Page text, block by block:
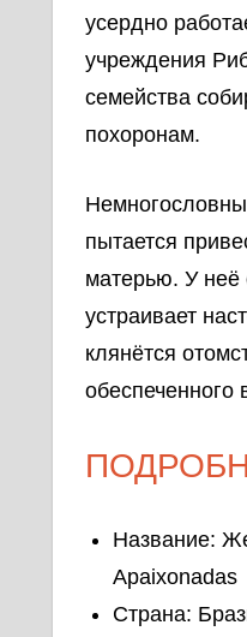
усердно
учреждения
семейства
похоронам.
пытается
матерью. У неё
устраивает
клянётся
Название:
Apaixonadas
Страна: